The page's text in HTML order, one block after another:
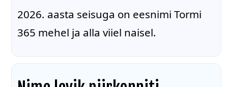
2026. aasta seisuga on eesnimi Tormi
365 mehel ja alla viiel naisel.